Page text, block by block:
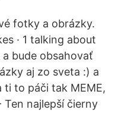
fotky a obrázky.
· 1 talking about
bude obsahovať
aj zo sveta :) a
ti to páči tak MEME,
Ten najlepší čierny